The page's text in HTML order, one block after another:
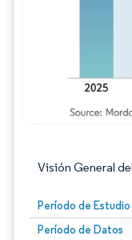
Visión General
Período de Estudio
Período de Datos